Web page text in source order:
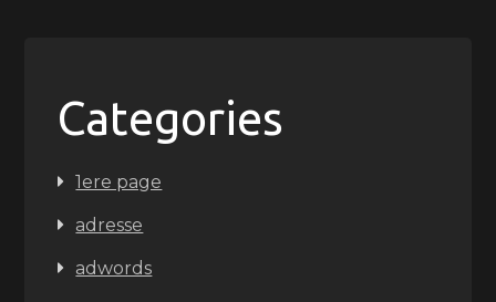
Categories
1ere page
adresse
adwords